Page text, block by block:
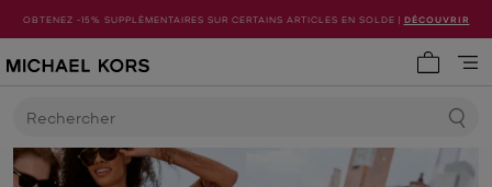
OBTENEZ -15% SUPPLÉMENTAIRES SUR CERTAINS ARTICLES EN SOLDE | DÉCOUVRIR
Rechercher